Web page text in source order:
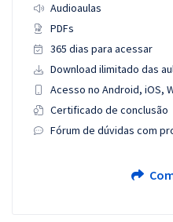
Audioaulas
PDFs
365 dias para acessar
Download ilimitado das
Acesso no Android, iOS,
Certificado de conclusão
Fórum de dúvidas com